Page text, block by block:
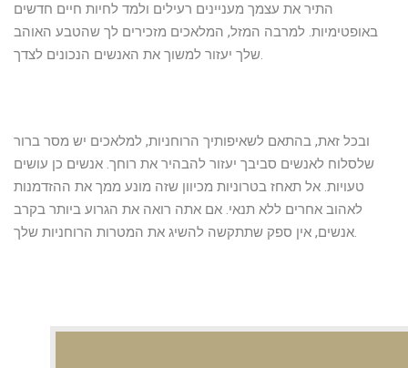
התיר את עצמך מעניינים רעילים ולמד לחיות חיים חדשים
באופטימיות. למרבה המזל, המלאכים מזכירים לך שהטבע האוהב
שלך יעזור למשוך את האנשים הנכונים לצדך.
ובכל זאת, בהתאם לשאיפותיך הרוחניות, למלאכים יש מסר ברור
שלסלוח לאנשים סביבך יעזור להבהיר את רוחך. אנשים כן עושים
טעויות. אל תאחז בטרוניות מכיוון שזה מונע ממך את ההזדמנות
לאהוב אחרים ללא תנאי. אם אתה רואה את הגרוע ביותר בקרב
אנשים, אין ספק שתתקשה להשיג את המטרות הרוחניות שלך.